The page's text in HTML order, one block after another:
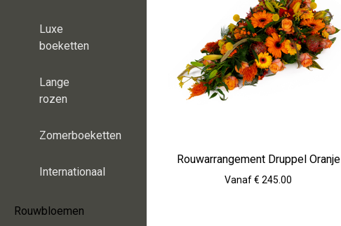
Luxe
boeketten
Lange
rozen
Zomerboeketten
Internationaal
Rouwbloemen
Rouwarrangement Druppel Oranje
Vanaf € 245.00